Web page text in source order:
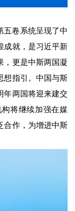
五卷系统呈现了中
成就，是习近平新
，更是中斯两国凝
想指引。中国与斯
年两国将迎来建交
将继续加强在媒
合作，为增进中斯